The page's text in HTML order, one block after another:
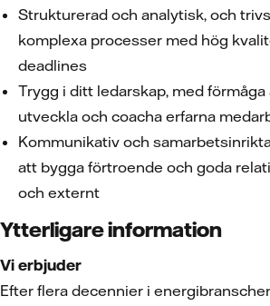
Strukturerad och analytisk, och
komplexa processer med hög
deadlines
Trygg i ditt ledarskap, med förmåga
utveckla och coacha erfarna
Kommunikativ och
att bygga förtroende och goda
och externt
Ytterligare information
Vi erbjuder
Efter flera decennier i